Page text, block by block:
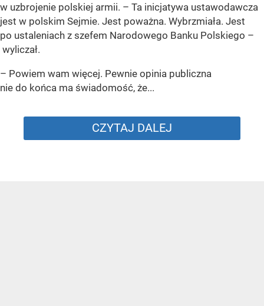
w uzbrojenie polskiej armii. – Ta inicjatywa ustawodawcza
jest w polskim Sejmie. Jest poważna. Wybrzmiała. Jest
po ustaleniach z szefem Narodowego Banku Polskiego –
wyliczał.
– Powiem wam więcej. Pewnie opinia publiczna
nie do końca ma świadomość, że...
CZYTAJ DALEJ